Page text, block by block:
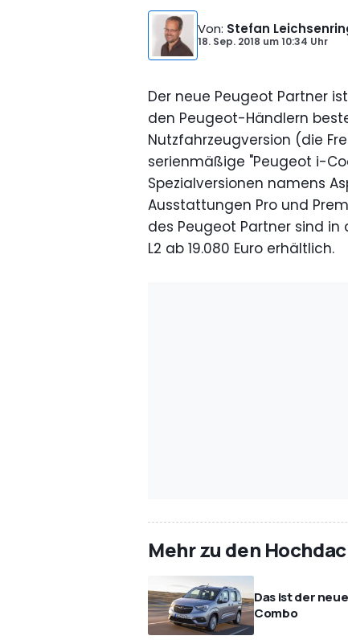
Von: Stefan
18. Sep. 2018 um10:34 Uhr
Der neue Peugeot Partner
den Peugeot-Händlern
Nutzfahrzeugversion (die
serienmäßige "Peugeot i-
Spezialversionen namens
Ausstattungen Pro und
des Peugeot Partner sind in
L2 ab 19.080 Euro erhältlich.
Mehr zu den
Das ist der
Combo